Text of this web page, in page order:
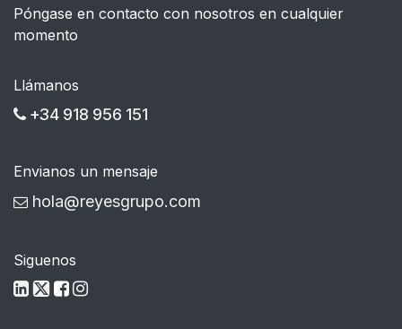
Póngase en contacto con nosotros en cualquier
momento
Llámanos
+34 918 956 151
Envianos un mensaje
hola@reyesgrupo.com
Siguenos